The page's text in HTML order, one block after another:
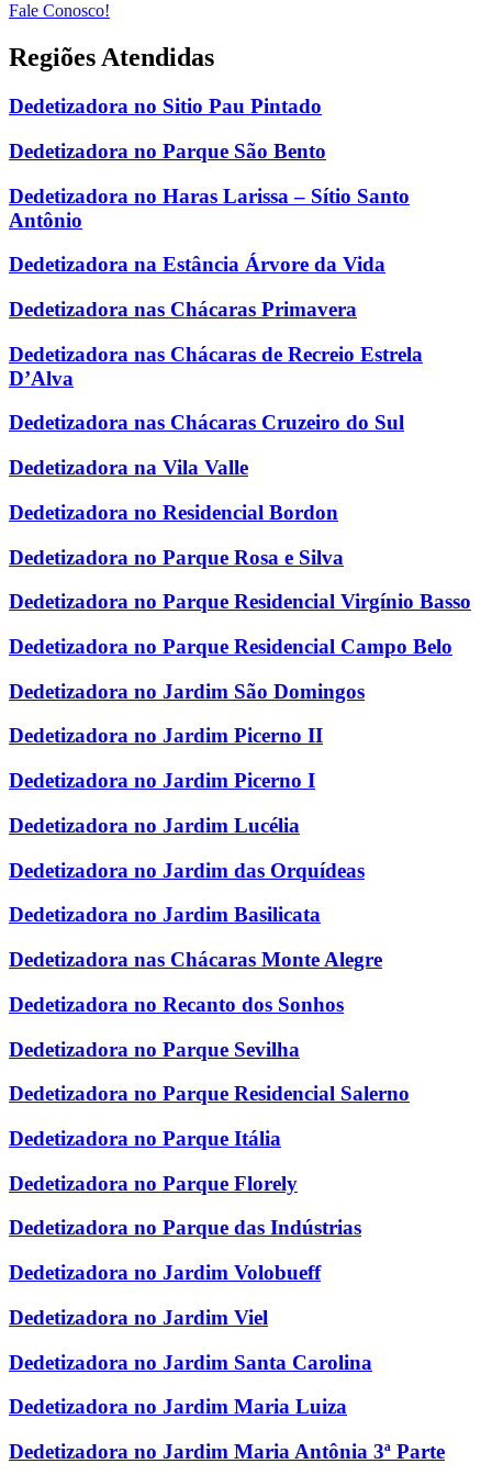
Fale Conosco!
Regiões Atendidas
Dedetizadora no Sitio Pau Pintado
Dedetizadora no Parque São Bento
Dedetizadora no Haras Larissa – Sítio Santo
Antônio
Dedetizadora na Estância Árvore da Vida
Dedetizadora nas Chácaras Primavera
Dedetizadora nas Chácaras de Recreio Estrela
D’Alva
Dedetizadora nas Chácaras Cruzeiro do Sul
Dedetizadora na Vila Valle
Dedetizadora no Residencial Bordon
Dedetizadora no Parque Rosa e Silva
Dedetizadora no Parque Residencial Virgínio Basso
Dedetizadora no Parque Residencial Campo Belo
Dedetizadora no Jardim São Domingos
Dedetizadora no Jardim Picerno II
Dedetizadora no Jardim Picerno I
Dedetizadora no Jardim Lucélia
Dedetizadora no Jardim das Orquídeas
Dedetizadora no Jardim Basilicata
Dedetizadora nas Chácaras Monte Alegre
Dedetizadora no Recanto dos Sonhos
Dedetizadora no Parque Sevilha
Dedetizadora no Parque Residencial Salerno
Dedetizadora no Parque Itália
Dedetizadora no Parque Florely
Dedetizadora no Parque das Indústrias
Dedetizadora no Jardim Volobueff
Dedetizadora no Jardim Viel
Dedetizadora no Jardim Santa Carolina
Dedetizadora no Jardim Maria Luiza
Dedetizadora no Jardim Maria Antônia 3ª Parte